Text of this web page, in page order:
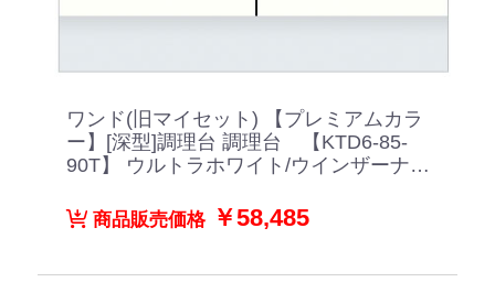
ワンド(旧マイセット) 【プレミアムカラ
ー】[深型]調理台 調理台 【KTD6-85-
90T】 ウルトラホワイト/ウインザーナッ
ックストーン
商品販売価格￥58,485